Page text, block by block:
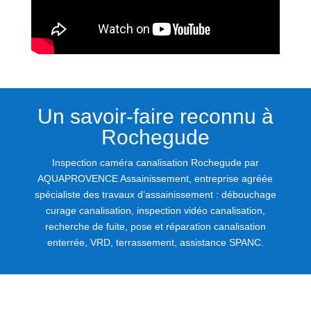
Un savoir-faire reconnu à
Rochegude
Inspection caméra canalisation Rochegude par
AQUAPROVENCE Assainissement, entreprise agréée
spécialiste des travaux d’assainissement : débouchage
curage canalisation, inspection vidéo canalisation,
recherche de fuite, pose et réparation canalisation
enterrée, VRD, terrassement, assistance SPANC.